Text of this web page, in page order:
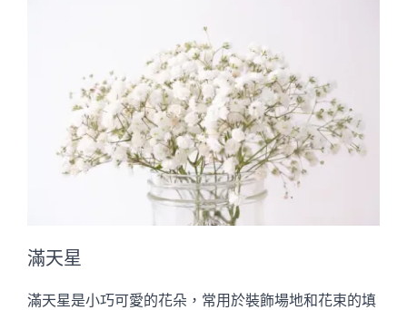
滿天星
滿天星是小巧可愛的花朵，常用於裝飾場地和花束的填